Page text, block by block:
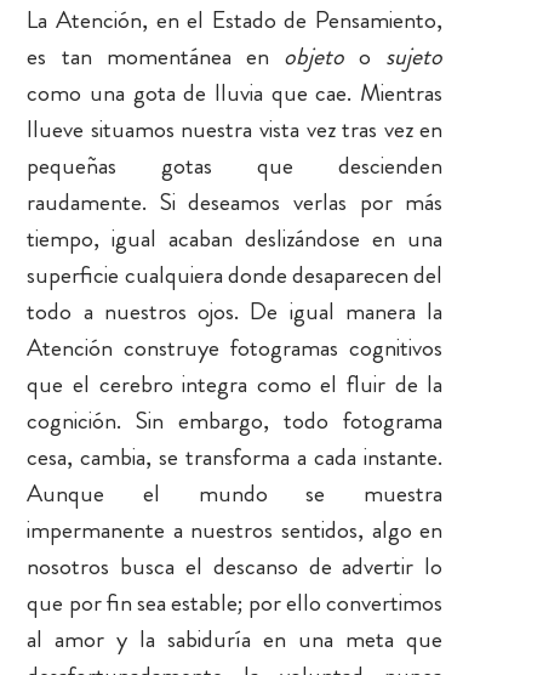
La Atención, en el Estado de Pensamiento,
es tan momentánea en objetoo sujeto
como una gota de lluvia que cae. Mientras
llueve situamos nuestra vista vez tras vez en
pequeñas gotas que descienden
raudamente. Si deseamos verlas por más
tiempo, igual acaban deslizándose en una
superficie cualquiera donde desaparecen del
todo a nuestros ojos. De igual manera la
Atención construye fotogramas cognitivos
que el cerebro integra como el fluir de la
cognición. Sin embargo, todo fotograma
cesa, cambia, se transforma a cada instante.
Aunque el mundo se muestra
impermanente a nuestros sentidos, algo en
nosotros busca el descanso de advertir lo
que por fin sea estable; por ello convertimos
al amor y la sabiduría en una meta que